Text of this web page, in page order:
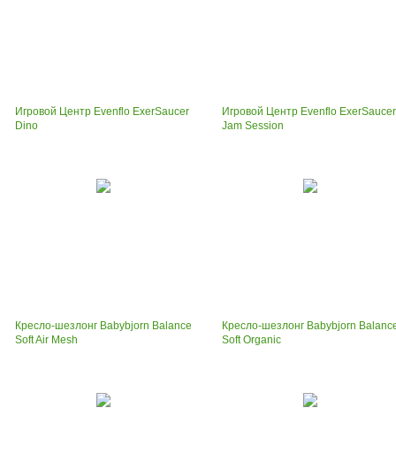
Игровой Центр Evenflo ExerSaucer
Dino
Игровой Центр Evenflo ExerSaucer
Jam Session
Кресло-шезлонг Babybjorn Balance
Soft Air Mesh
Кресло-шезлонг Babybjorn
Soft Organic